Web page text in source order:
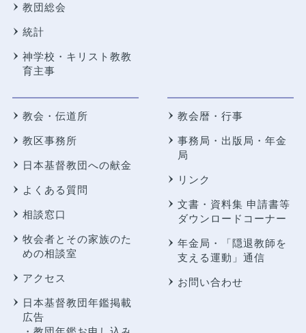
教団総会
統計
神学校・キリスト教教
育主事
教会・伝道所
教区事務所
日本基督教団への献金
よくある質問
相談窓口
牧会者とその家族のた
めの相談室
アクセス
日本基督教団年鑑掲載
広告
教会暦・行事
事務局・出版局・年金
局
リンク
文書・資料集 申請書等
ダウンロードコーナー
年金局・
「隠退教師を
支える運動」通信
お問い合わせ